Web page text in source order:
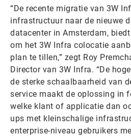
“De recente migratie van 3W
infrastructuur naar de nieuwe
datacenter in Amsterdam,
om het 3W Infra colocatie
plan te tillen,” zegt Roy
Director van 3W Infra. “De
de sterke schaalbaarheid van
service maakt de oplossing in
welke klant of applicatie dan
ups met kleinschalige
enterprise-niveau gebruikers